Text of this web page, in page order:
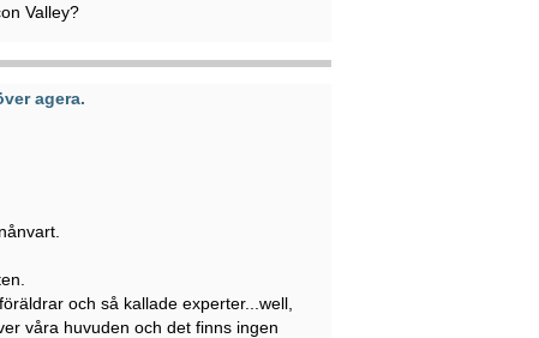
Valley?
agera.
och så kallade experter...well,
våra huvuden och det finns ingen